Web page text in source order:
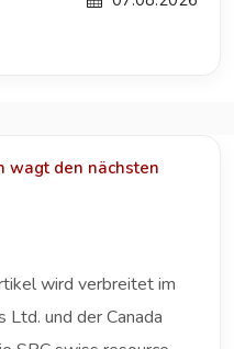
wagt den nächsten
wird verbreitet im
Ltd. und der Canada